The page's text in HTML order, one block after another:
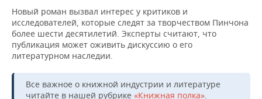
Новый роман вызвал интерес у критиков и
исследователей, которые следят за творчеством Пинчона
более шести десятилетий. Эксперты считают, что
публикация может оживить дискуссию о его
литературном наследии.
Все важное о книжной индустрии и литературе
читайте в нашей рубрике «Книжная полка».